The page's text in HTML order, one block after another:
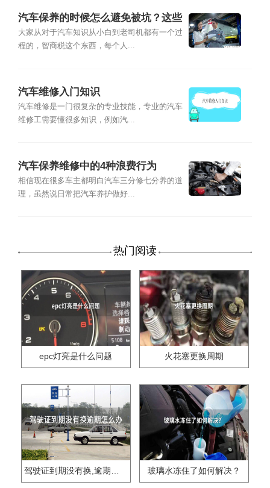
汽车保养的时候怎么避免被坑？这些
保养知识一定要知道
大家从对于汽车知识从小白到老司机都有一个过
程的，智商税这个东西，每个人...
汽车维修入门知识
汽车维修是一门很复杂的专业技能，专业的汽车
维修工需要懂很多知识，例如汽...
汽车保养维修中的4种浪费行为
相信现在很多车主都明白汽车三分修七分养的道
理，虽然说日常把汽车养护做好...
热门阅读
epc灯亮是什么问题 火花塞更换周期
驾驶证到期没有换,逾期怎么办?? 玻璃水冻住了如何解决？